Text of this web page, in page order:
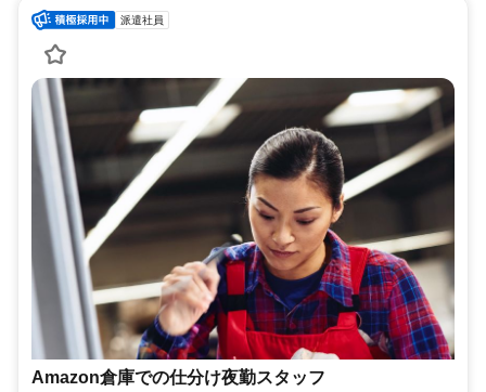
派遣社員
Amazon倉庫での仕分け夜勤スタッフ